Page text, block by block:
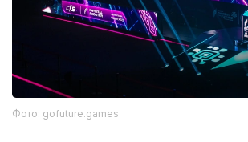
Фото: gofuture.games